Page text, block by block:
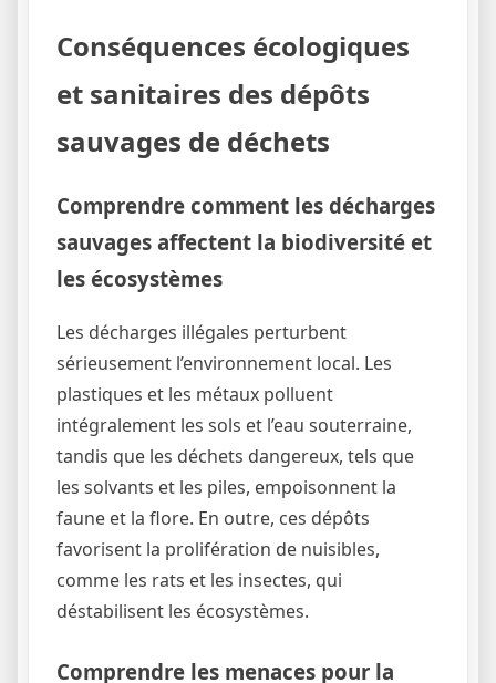
Conséquences écologiques
et sanitaires des dépôts
sauvages de déchets
Comprendre comment les décharges
sauvages affectent la biodiversité et
les écosystèmes
Les décharges illégales perturbent
sérieusement l’environnement local. Les
plastiques et les métaux polluent
intégralement les sols et l’eau souterraine,
tandis que les déchets dangereux, tels que
les solvants et les piles, empoisonnent la
faune et la flore. En outre, ces dépôts
favorisent la prolifération de nuisibles,
comme les rats et les insectes, qui
déstabilisent les écosystèmes.
Comprendre les menaces pour la